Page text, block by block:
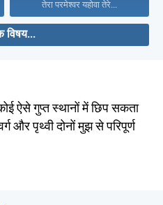
तेरा परमेश्वर यहोवा तेरे...
विषय...
ऐसे गुप्त स्थानों में छिप सकता
और पृथ्वी दोनों मुझ से परिपूर्ण